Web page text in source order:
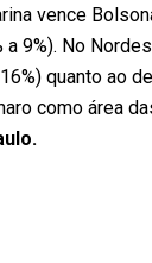
vence
9%). No
quanto ao
como área